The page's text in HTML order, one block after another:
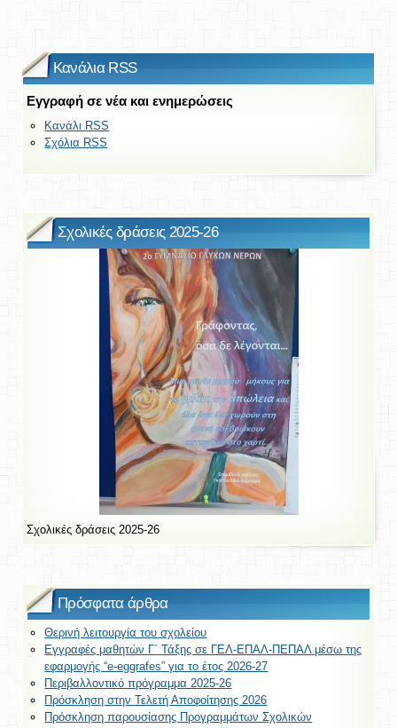
Κανάλια RSS
Εγγραφή σε νέα και ενημερώσεις
Κανάλι RSS
Σχόλια RSS
Σχολικές δράσεις 2025-26
Σχολικές δράσεις 2025-26
Πρόσφατα άρθρα
Θερινή λειτουργία του σχολείου
Εγγραφές μαθητών Γ΄ Τάξης σε ΓΕΛ-ΕΠΑΛ-ΠΕΠΑΛ μέσω της
εφαρμογής “e-eggrafes” για το έτος 2026-27
Περιβαλλοντικό πρόγραμμα 2025-26
Πρόσκληση στην Τελετή Αποφοίτησης 2026
Πρόσκληση παρουσίασης Προγραμμάτων Σχολικών